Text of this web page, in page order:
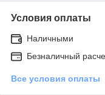
Условия оплаты
Наличными
Безналичный
Все условия оплаты